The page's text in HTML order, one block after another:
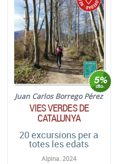
Juan Carlos Borrego Pérez
VIES VERDES DE
CATALUNYA
20 excursions per a
totes les edats
Alpina. 2024